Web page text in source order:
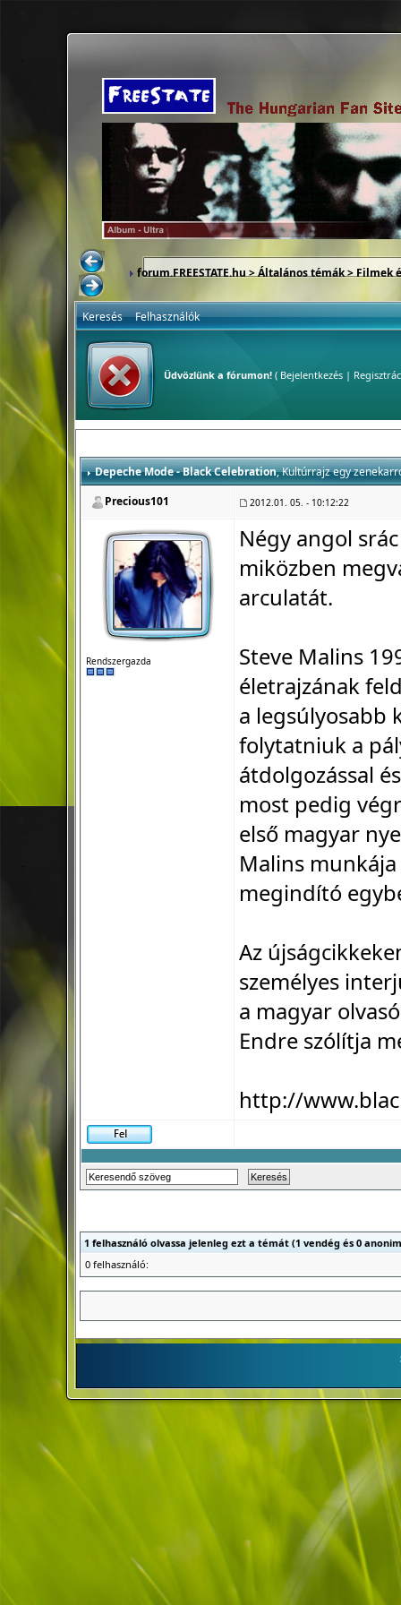
forum.FREESTATE.hu>Általános témák>Filmek
Keresés Felhasználók
Üdvözlünk a fórumon!( Bejelentkezés|
Depeche Mode - Black Celebration, Kultúrrajz egy
Precious101
2012.01. 05. - 10:12:22
Rendszergazda
Négy angol
miközben
arculatát.
Steve Malins
életrajzának
a legsúlyosabb
folytatniuk a
átdolgozással
most pedig
első magyar
Malins
megindító
Az
személyes
a magyar
Endre szólítja
http://
1 felhasználó olvassa jelenleg ezt a témát (1 vendég és 0
0 felhasználó: